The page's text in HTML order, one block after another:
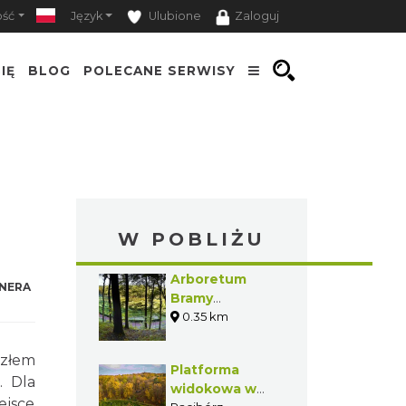
Język Ulubione Zaloguj
BLOG POLECANE SERWISY
Dla
W POBLIŻU
Arboretum
Bramy
Morawskiej
0.35 km
Platforma
widokowa w